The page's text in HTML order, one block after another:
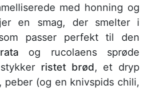
med honning og
en smag, der smelter i
passer perfekt til den
og rucolaens sprøde
ristet brød, et dryp
peber (og en knivspids chili,